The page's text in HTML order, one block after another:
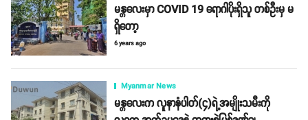
မန္တလေးမှာ COVID 19 ရောဂါပိုးရှိသူ တစ်ဦးမှ မ
ရှိတော့
6 years ago
Myanmar News
မန္တလေးက လူနာနံပါတ်(၄)ရဲ့အမျိုးသမီးကို